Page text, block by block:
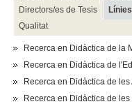
Directors/es de Tesis
Qualitat
Recerca en Didàctica de la
Recerca en Didàctica de
Recerca en Didàctica de les
Recerca en Didàctica de